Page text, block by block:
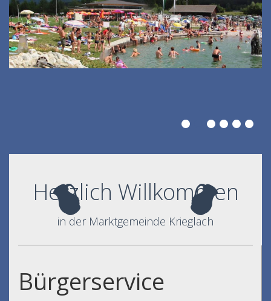
Herzlich Willkommen
in der Marktgemeinde Krieglach
Bürgerservice